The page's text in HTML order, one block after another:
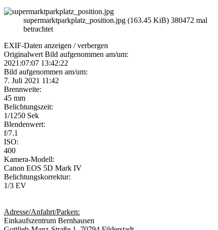
supermarktparkplatz_position.jpg (163.45 KiB) 380472 mal
betrachtet
EXIF-Daten anzeigen / verbergen
Originalwert Bild aufgenommen am/um:
2021:07:07 13:42:22
Bild aufgenommen am/um:
7. Juli 2021 11:42
Brennweite:
45 mm
Belichtungszeit:
1/1250 Sek
Blendenwert:
f/7.1
ISO:
400
Kamera-Modell:
Canon EOS 5D Mark IV
Belichtungskorrektur:
1/3 EV
Adresse/Anfahrt/Parken:
Einkaufszentrum Bernhausen